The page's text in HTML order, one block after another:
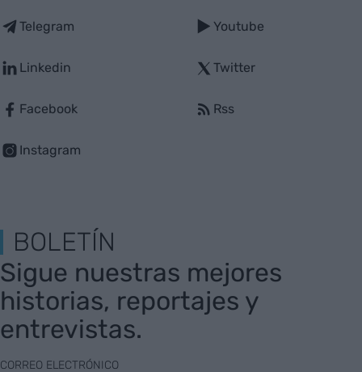
Telegram
Linkedin
Facebook
Instagram
Youtube
Twitter
Rss
BOLETÍN
Sigue nuestras mejores
historias, reportajes y
entrevistas.
CORREO ELECTRÓNICO